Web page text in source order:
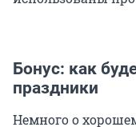
Бонус: как
праздники
Немного о